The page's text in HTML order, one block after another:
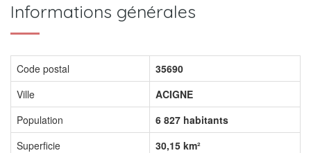
Informations générales
Code postal
35690
Ville
ACIGNE
Population
6 827 habitants
Superficie
30,15 km²